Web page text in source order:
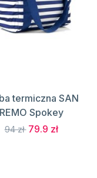
termiczna SAN
REMO Spokey
94 zł 79.9 zł